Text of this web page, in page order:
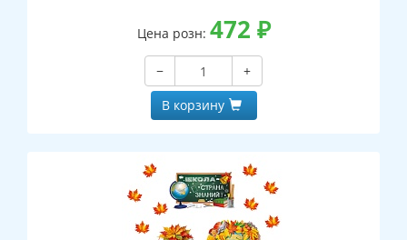
Цена розн: 472 ₽
−
+
В корзину